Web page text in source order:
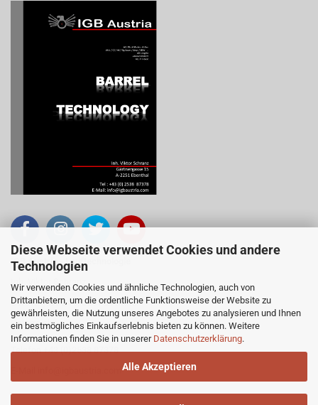
Diese Webseite verwendet Cookies und andere
Technologien
Wir verwenden Cookies und ähnliche Technologien, auch von
Drittanbietern, um die ordentliche Funktionsweise der Website zu
gewährleisten, die Nutzung unseres Angebotes zu analysieren und Ihnen
ein bestmögliches Einkaufserlebnis bieten zu können. Weitere
Informationen finden Sie in unserer Datenschutzerklärung.
Alle Akzeptieren
IGB Austria - Lauftechnologie
Inh. Viktor Schranz
Gärtnergasse 15, 2251 Ebenthal
Österreich
Telefon +43 (0)2538 87378